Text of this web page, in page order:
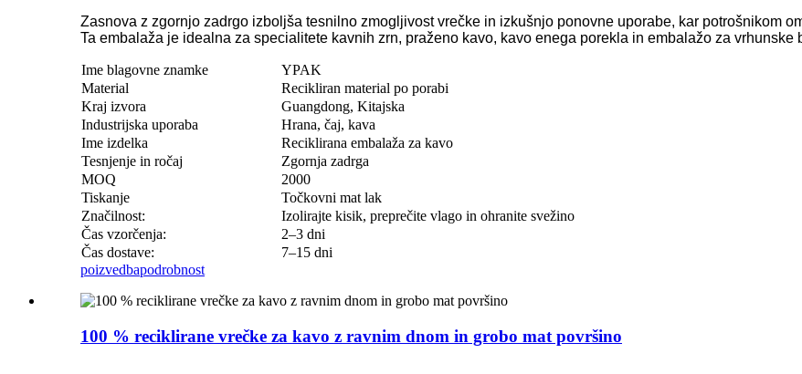
Zasnova z zgornjo zadrgo izboljša tesnilno zmogljivost vrečke in izkušnjo ponovne uporabe, kar potrošnikom
Ta embalaža je idealna za specialitete kavnih zrn, praženo kavo, kavo enega porekla in embalažo za vrhunske
Ime blagovne znamke
YPAK
Material
Recikliran material po porabi
Kraj izvora
Guangdong, Kitajska
Industrijska uporaba
Hrana, čaj, kava
Ime izdelka
Reciklirana embalaža za kavo
Tesnjenje in ročaj
Zgornja zadrga
MOQ
2000
Tiskanje
Točkovni mat lak
Značilnost:
Izolirajte kisik, preprečite vlago in ohranite svežino
Čas vzorčenja:
2–3 dni
Čas dostave:
7–15 dni
poizvedbapodrobnost
100 % reciklirane vrečke za kavo z ravnim dnom in grobo mat površino